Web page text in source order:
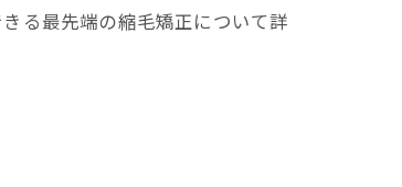
る最先端の縮毛矯正について詳